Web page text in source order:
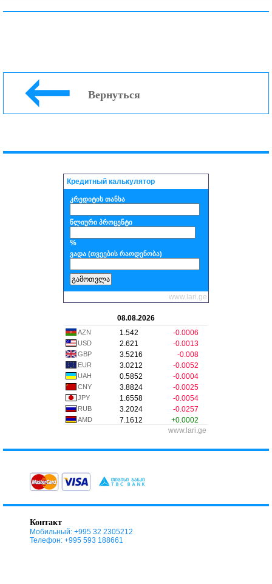
Вернуться
Кредитный калькулятор
კრედიტის თანხა
წლიური პროცენტი
%
ვადა (თვეების რაოდენობა)
www.lari.ge
08.08.2026
AZN 1.542 -0.0006
USD 2.621 -0.0013
GBP 3.5216 -0.008
EUR 3.0212 -0.0052
UAH 0.5852 -0.0004
CNY 3.8824 -0.0025
JPY 1.6558 -0.0054
RUB 3.2024 -0.0257
AMD 7.1612
+0.0002
www.lari.ge
Контакт
Мобильный: +995 32 2305212
Телефон: +995 593 188661